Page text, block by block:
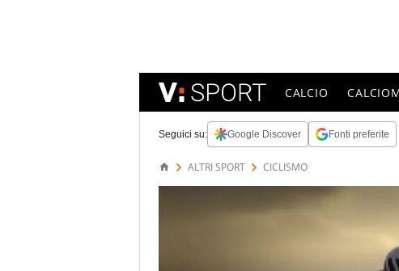
CALCIO
Seguici su: Google Discover Fonti preferite
ALTRI SPORT CICLISMO